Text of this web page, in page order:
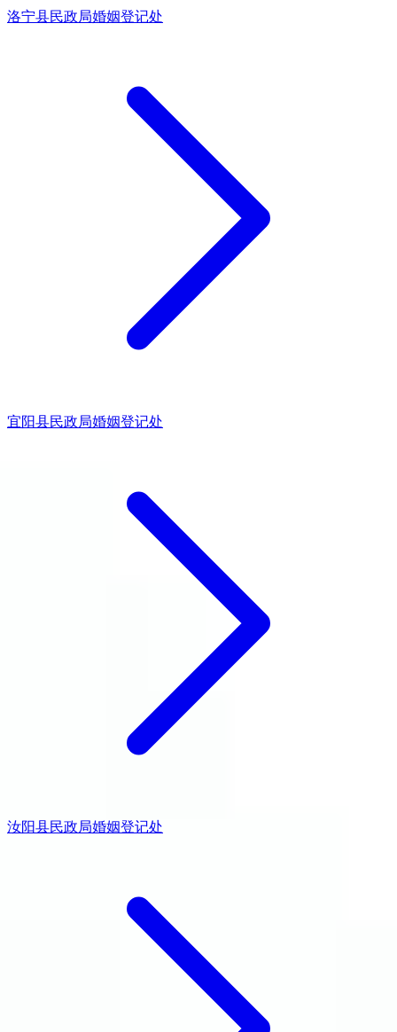
洛宁县民政局婚姻登记处
宜阳县民政局婚姻登记处
汝阳县民政局婚姻登记处